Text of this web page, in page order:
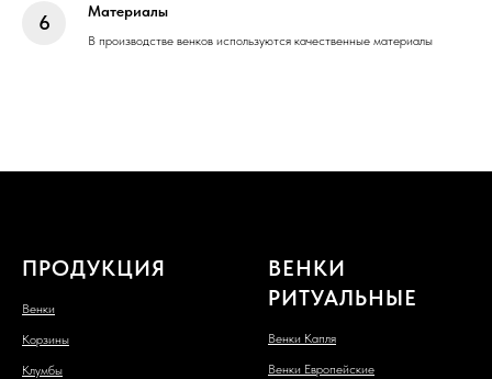
Материалы
В производстве венков используются качественные материалы
ПРОДУКЦИЯ
Венки
Корзины
Клумбы
ВЕНКИ
РИТУАЛЬНЫЕ
Венки Капля
Венки Европейские